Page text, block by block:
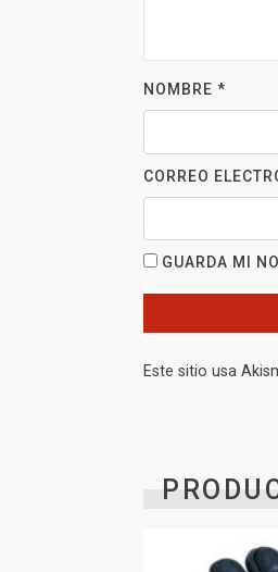
NOMBRE *
CORREO
GUARDA MI
Este sitio usa